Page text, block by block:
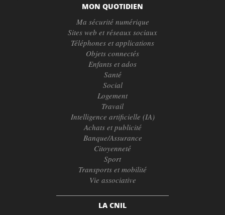
MON QUOTIDIEN
Ma sécurité numérique
Sites web et réseaux sociaux
Téléphones et applications
Objets connectés
Enfants et ados
Santé
Social
Logement
Travail
Intelligence artificielle (IA)
Achats et publicité
Banque/Assurance
Citoyenneté
Sport
Transports et mobilité
Vie associative
LA CNIL